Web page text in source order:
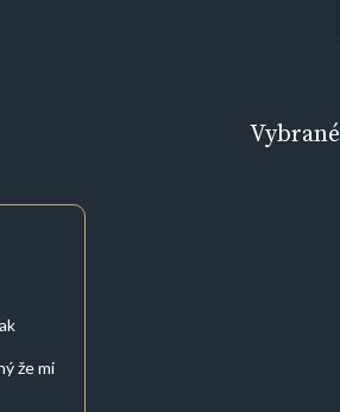
Vybrané
že mi